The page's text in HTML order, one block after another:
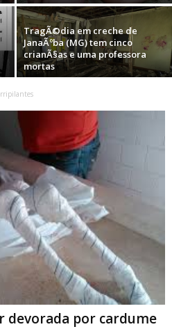
TragÃ©dia em creche de
JanaÃºba (MG) tem cinco
crianÃ§as e uma professora
mortas
devorada por cardume